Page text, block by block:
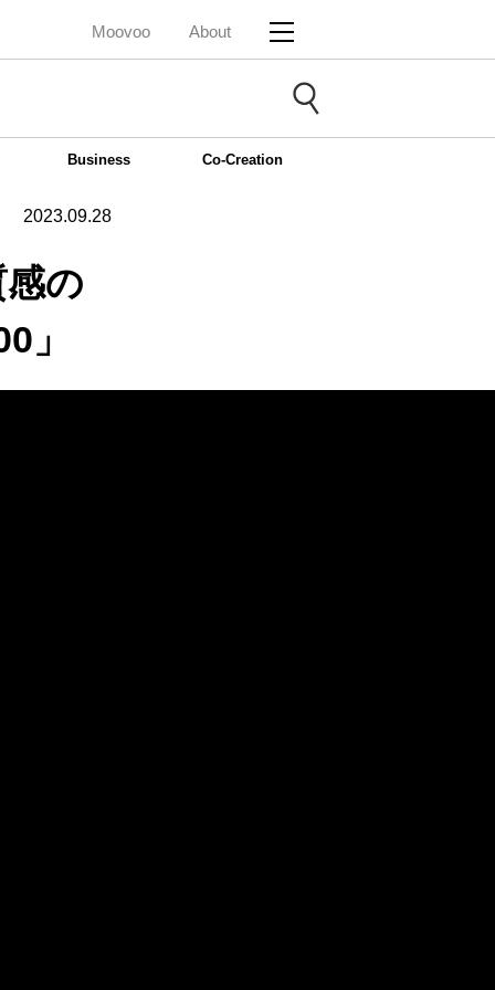
Moovoo About
Business Co-Creation
2023.09.28
の
」